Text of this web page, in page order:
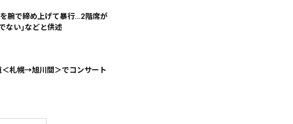
腕で締め上げて暴行…2階席が
ない」などと供述
＜札幌→旭川間＞でコンサート
08月02日